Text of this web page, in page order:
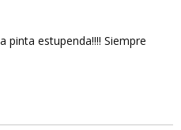
pinta estupenda!!!! Siempre